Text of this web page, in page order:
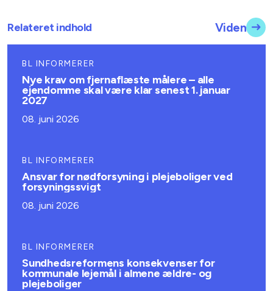
Relateret indhold Viden
BL INFORMERER
Nye krav om fjernaflæste målere – alle
ejendomme skal være klar senest 1. januar
2027
08. juni 2026
BL INFORMERER
Ansvar for nødforsyning i plejeboliger ved
forsyningssvigt
08. juni 2026
BL INFORMERER
Sundhedsreformens konsekvenser for
kommunale lejemål i almene ældre- og
plejeboliger